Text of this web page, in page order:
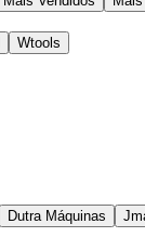
Wtools
Dutra Máquinas